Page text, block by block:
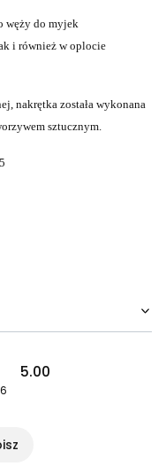
węży do myjek
i również w oplocie
nakrętka została wykonana
sztucznym.
5.00